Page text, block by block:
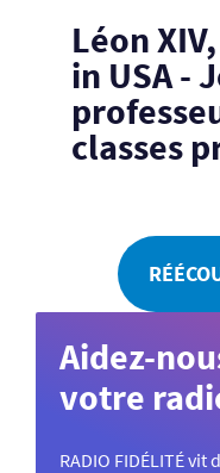
Léon
in USA -
classes
Aidez-
votre
RADIO FIDÉLITÉ